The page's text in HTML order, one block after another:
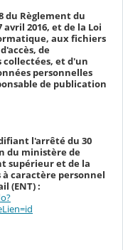
du Règlement du
2016, et de la Loi
aux fichiers
de
et d'un
personnelles
de publication
l'arrêté du 30
du ministère de
supérieur et de la
caractère personnel
(ENT) :